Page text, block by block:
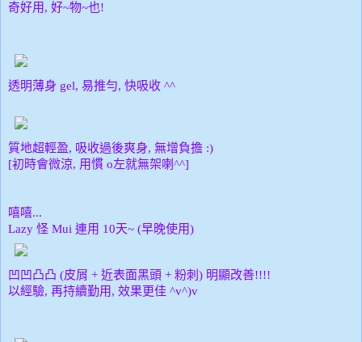
奇好用, 好~物~也!
透明薄身 gel, 易推勻, 快吸收 ^^
質地超輕盈, 吸收過後爽身, 無增負擔 :)
[初時會微涼, 用慣 o左就無架喇^^]
嘻嘻...
Lazy 怪 Mui 連用 10天~ (早晚使用)
凹 凹凸凸 (皮屑 + 近表面黑頭 + 粉刺) 明顯改善!!!!
以經驗, 再持續勤用, 效果更佳 ^v^)v